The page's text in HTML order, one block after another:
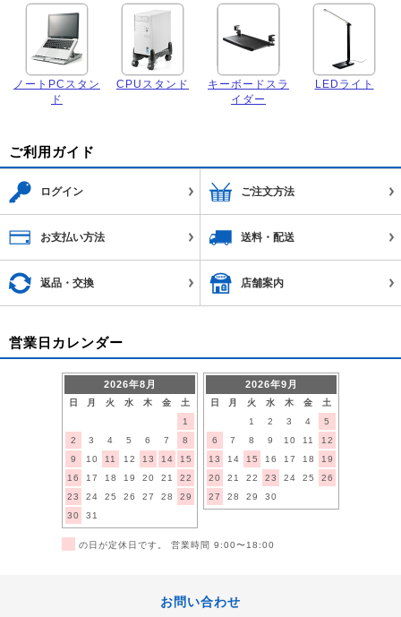
ノートPCスタン
ド
CPUスタンド
キーボードスラ
イダー
LEDライト
ご利用ガイド
ログイン ご注文方法
お支払い方法 送料・配送
返品・交換 店舗案内
営業日カレンダー
2026年8月
日 月 火 水 木 金
土
1
2
3 4 5 6 7
8
9
10 11 12 13 14
15
16
17 18 19 20 21
22
23
24 25 26 27 28
29
30
31
2026年9月
日 月 火 水 木 金
土
1
2 3 4
5
6
7 8 9 10 11
12
13
14 15 16 17 18
19
20
21 22 23 24 25
26
27
28 29 30
の日が定休日です。 営業時間 9:00〜18:00
お問い合わせ